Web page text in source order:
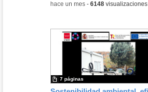
-hace un mes- 6148visualizaciones
7 páginas